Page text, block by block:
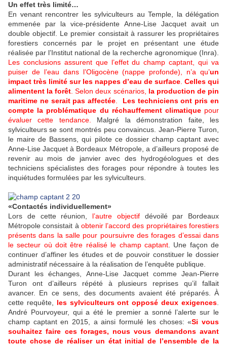
Un effet très limité…
En venant rencontrer les sylviculteurs au Temple, la délégation
emmenée par la vice-présidente Anne-Lise Jacquet avait un
double objectif. Le premier consistait à rassurer les propriétaires
forestiers concernés par le projet en présentant une étude
réalisée par l’Institut national de la recherche agronomique (Inra).
Les conclusions assurent que l’effet du champ captant, qui va
puiser de l’eau dans l’Oligocène (nappe profonde), n’a qu’un
impact très limité sur les nappes d’eau de surface Celles qui
alimentent la forêt . Selon deux scénarios, la production de pin
maritime ne serait pas affectée
Les techniciens ont pris en
compte la problématique du réchauffement climatiquepour
évaluer cette tendance.
Malgré la démonstration faite, les
sylviculteurs se sont montrés peu convaincus. Jean-Pierre Turon,
le maire de Bassens, qui pilote ce dossier champ captant avec
Anne-Lise Jacquet à Bordeaux Métropole, a d’ailleurs proposé de
revenir au mois de janvier avec des hydrogéologues et des
techniciens spécialistes des forages pour répondre à toutes les
inquiétudes formulées par les sylviculteurs.
«Contactés individuellement»
Lors de cette réunion, l’autre objectifdévoilé par Bordeaux
Métropole consistait à obtenir l’accord des propriétaires forestiers
présents dans la salle pour poursuivre des forages d’essai dans
le secteur où doit être réalisé le champ captant. Une façon de
continuer d’affiner les études et de pouvoir constituer le dossier
administratif nécessaire à la réalisation de l’enquête publique.
Durant les échanges, Anne-Lise Jacquet comme Jean-Pierre
Turon ont d’ailleurs répété à plusieurs reprises qu’il fallait
avancer. En ce sens, des documents avaient été préparés. À
cette requête, les sylviculteurs ont opposé deux exigences
André Pourvoyeur, qui a été le premier a sonné l’alerte sur le
champ captant en 2015, a ainsi formulé les choses: «Si vous
souhaitez faire ces forages, nous vous demandons avant
toute chose de réaliser un état initial de l’ensemble de la